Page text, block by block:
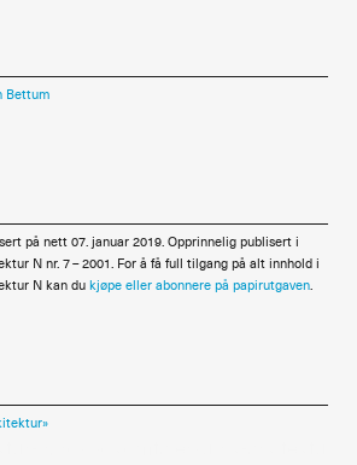
Bettum
på nett 07. januar 2019. Opprinnelig publisert i
N nr. 7 – 2001. For å få full tilgang på alt innhold i
N kan du kjøpe eller abonnere på papirutgaven.